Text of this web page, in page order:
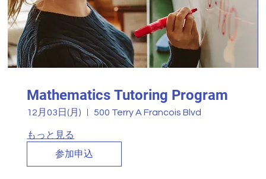
Mathematics Tutoring Program
12月03日(月) 500 Terry A Francois Blvd
もっと見る
参加申込